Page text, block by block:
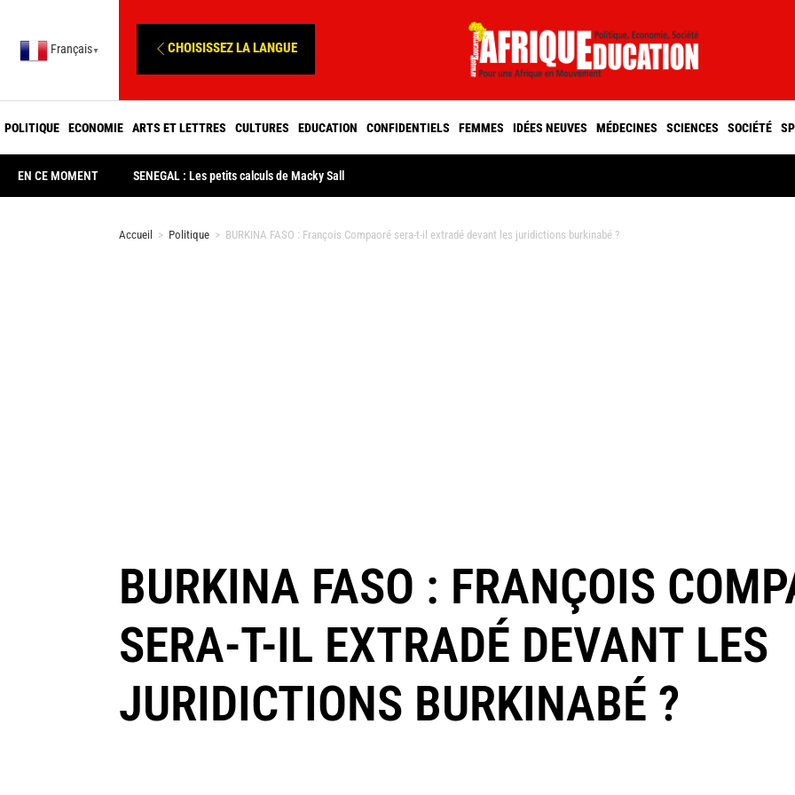
Français ▼ CHOISISSEZ LA LANGUE
POLITIQUE ECONOMIE ARTS ET LETTRES CULTURES EDUCATION CONFIDENTIELS FEMMES IDÉES NEUVES MÉDECINES SCIENCES SOCIÉTÉ
EN CE MOMENT SENEGAL : Les petits calculs de Macky Sall
Accueil > Politique > BURKINA FASO : François Compaoré sera-t-il extradé devant les juridictions burkinabé ?
BURKINA FASO : FRANÇOIS
SERA-T-IL EXTRADÉ DEVANT LES
JURIDICTIONS BURKINABÉ ?